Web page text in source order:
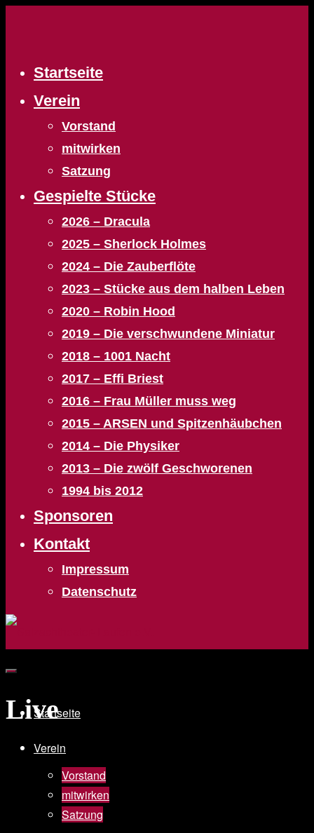
Startseite
Verein
Vorstand
mitwirken
Satzung
Gespielte Stücke
2026 – Dracula
2025 – Sherlock Holmes
2024 – Die Zauberflöte
2023 – Stücke aus dem halben Leben
2020 – Robin Hood
2019 – Die verschwundene Miniatur
2018 – 1001 Nacht
2017 – Effi Briest
2016 – Frau Müller muss weg
2015 – ARSEN und Spitzenhäubchen
2014 – Die Physiker
2013 – Die zwölf Geschworenen
1994 bis 2012
Sponsoren
Kontakt
Impressum
Datenschutz
Startseite
Verein
Vorstand
mitwirken
Satzung
Live